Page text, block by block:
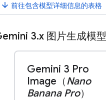
arrow_downward 前往包含模型详细信息的表格
3.x 图片生成模型
Gemini 3 Pro
Image（Nano
Banana Pro）